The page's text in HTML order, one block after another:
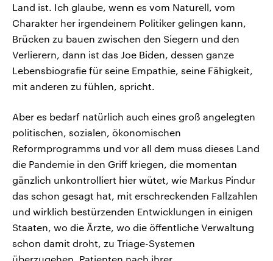
Land ist. Ich glaube, wenn es vom Naturell, vom
Charakter her irgendeinem Politiker gelingen kann,
Brücken zu bauen zwischen den Siegern und den
Verlierern, dann ist das Joe Biden, dessen ganze
Lebensbiografie für seine Empathie, seine Fähigkeit,
mit anderen zu fühlen, spricht.
Aber es bedarf natürlich auch eines groß angelegten
politischen, sozialen, ökonomischen
Reformprogramms und vor all dem muss dieses Land
die Pandemie in den Griff kriegen, die momentan
gänzlich unkontrolliert hier wütet, wie Markus Pindur
das schon gesagt hat, mit erschreckenden Fallzahlen
und wirklich bestürzenden Entwicklungen in einigen
Staaten, wo die Ärzte, wo die öffentliche Verwaltung
schon damit droht, zu Triage-Systemen